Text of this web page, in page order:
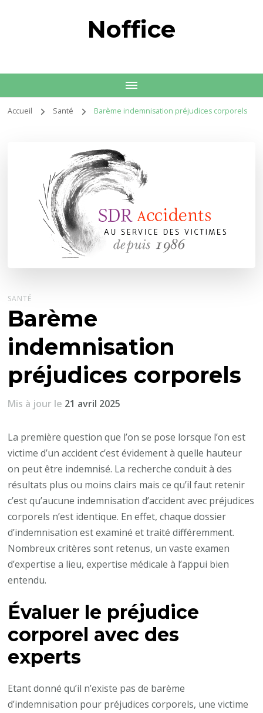
Noffice
Accueil Santé Barème indemnisation préjudices corporels
SANTÉ
Barème
indemnisation
préjudices corporels
Mis à jour le 21 avril 2025
La première question que l’on se pose lorsque l’on est
victime d’un accident c’est évidement à quelle hauteur
on peut être indemnisé. La recherche conduit à des
résultats plus ou moins clairs mais ce qu’il faut retenir
c’est qu’aucune indemnisation d’accident avec préjudices
corporels n’est identique. En effet, chaque dossier
d’indemnisation est examiné et traité différemment.
Nombreux critères sont retenus, un vaste examen
d’expertise a lieu, expertise médicale à l’appui bien
entendu.
Évaluer le préjudice
corporel avec des
experts
Etant donné qu’il n’existe pas de barème
d’indemnisation pour préjudices corporels, une victime